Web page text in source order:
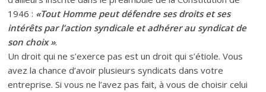
1946 : «Tout Homme peut défendre ses droits et ses
intérêts par l’action syndicale et adhérer au syndicat de
son choix ».
Un droit qui ne s’exerce pas est un droit qui s’étiole. Vous
avez la chance d’avoir plusieurs syndicats dans votre
entreprise. Si vous ne l’avez pas fait, à vous de choisir celui